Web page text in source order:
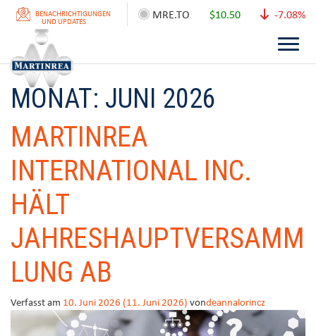
MRE.TO $10.50 -7.08%
BENACHRICHTIGUNGEN
UND UPDATES
MONAT: JUNI 2026
MARTINREA
INTERNATIONAL INC.
HÄLT
JAHRESHAUPTVERSAMM
LUNG AB
Verfasst am 10. Juni 2026 (11. Juni 2026)vondeannalorincz